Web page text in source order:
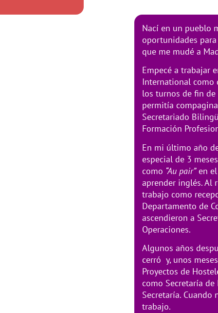
Nací en un pueblo
oportunidades
que me mudé a
Empecé a trabajar
International como
los turnos de fin de
permitía
Secretariado
Formación
En mi último año
especial de 3
como “Au pair”en el
aprender inglés. Al
trabajo como
Departamento de
ascendieron a
Operaciones.
Algunos años
cerró y, unos
Proyectos de
como Secretaría
Secretaría.
trabajo.